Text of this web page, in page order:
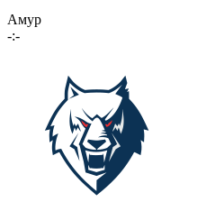
Амур
-:-